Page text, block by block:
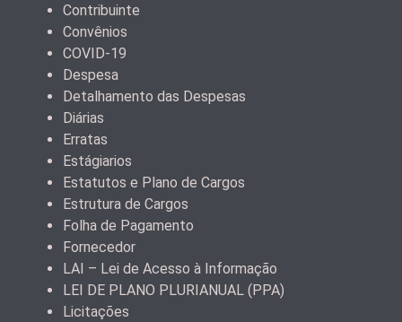
Contribuinte
Convênios
COVID-19
Despesa
Detalhamento das Despesas
Diárias
Erratas
Estágiarios
Estatutos e Plano de Cargos
Estrutura de Cargos
Folha de Pagamento
Fornecedor
LAI – Lei de Acesso à Informação
LEI DE PLANO PLURIANUAL (PPA)
Licitações